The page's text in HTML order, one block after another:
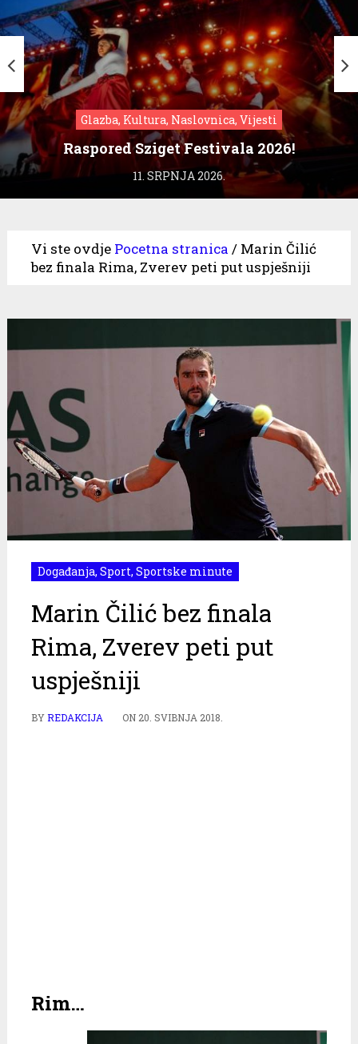
Glazba, Kultura, Naslovnica, Vijesti
Raspored Sziget Festivala 2026!
11. SRPNJA 2026.
Vi ste ovdje Pocetna stranica / Marin Čilić
bez finala Rima, Zverev peti put uspješniji
Događanja, Sport, Sportske minute
Marin Čilić bez finala
Rima, Zverev peti put
uspješniji
BYREDAKCIJA ON 20. SVIBNJA 2018.
Rim…